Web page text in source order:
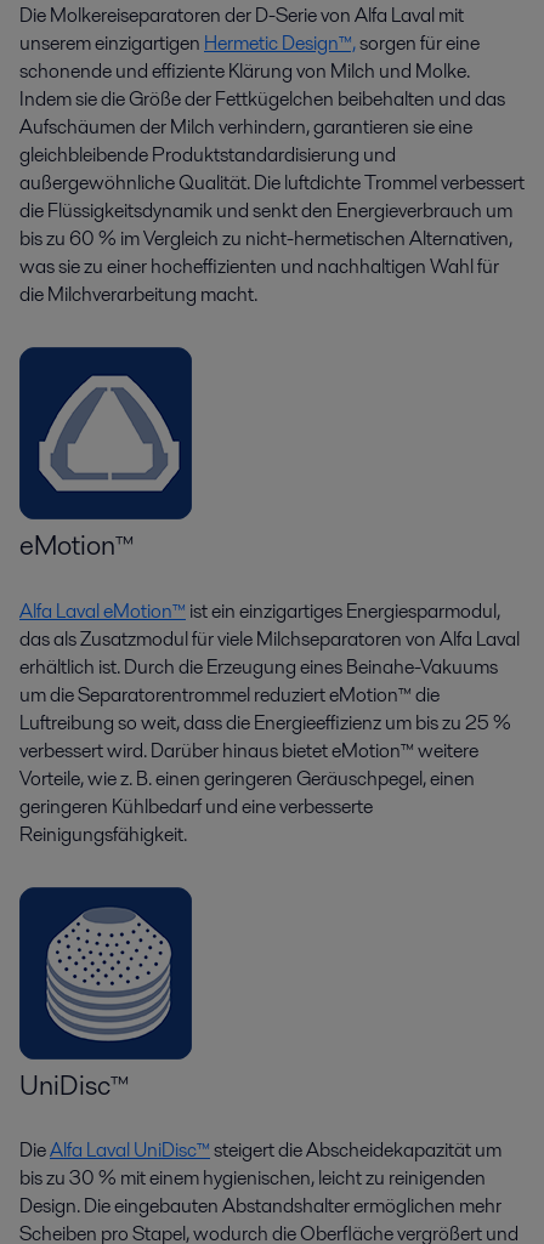
Die Molkereiseparatoren der D-Serie von Alfa Laval mit
unserem einzigartigen Hermetic Design™,sorgen für eine
schonende und effiziente Klärung von Milch und Molke.
Indem sie die Größe der Fettkügelchen beibehalten und das
Aufschäumen der Milch verhindern, garantieren sie eine
gleichbleibende Produktstandardisierung und
außergewöhnliche Qualität. Die luftdichte Trommel verbessert
die Flüssigkeitsdynamik und senkt den Energieverbrauch um
bis zu 60 % im Vergleich zu nicht-hermetischen Alternativen,
was sie zu einer hocheffizienten und nachhaltigen Wahl für
die Milchverarbeitung macht.
eMotion™
Alfa Laval eMotion™ ist ein einzigartiges Energiesparmodul,
das als Zusatzmodul für viele Milchseparatoren von Alfa Laval
erhältlich ist. Durch die Erzeugung eines Beinahe-Vakuums
um die Separatorentrommel reduziert eMotion™ die
Luftreibung so weit, dass die Energieeffizienz um bis zu 25 %
verbessert wird. Darüber hinaus bietet eMotion™ weitere
Vorteile, wie z. B. einen geringeren Geräuschpegel, einen
geringeren Kühlbedarf und eine verbesserte
Reinigungsfähigkeit.
UniDisc™
DieAlfa Laval UniDisc™steigert die Abscheidekapazität um
bis zu 30 % mit einem hygienischen, leicht zu reinigenden
Design. Die eingebauten Abstandshalter ermöglichen mehr
Scheiben pro Stapel, wodurch die Oberfläche vergrößert und